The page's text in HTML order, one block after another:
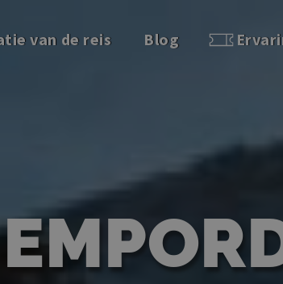
van de reis Blog